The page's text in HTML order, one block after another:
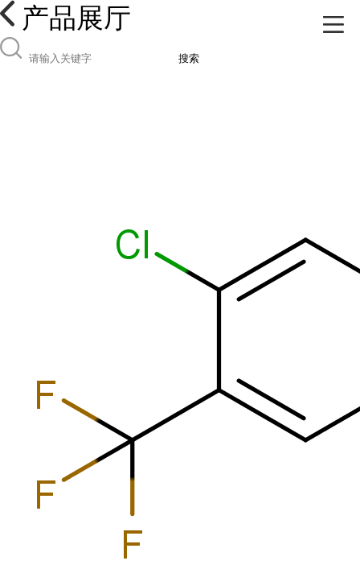
产品展厅
搜索